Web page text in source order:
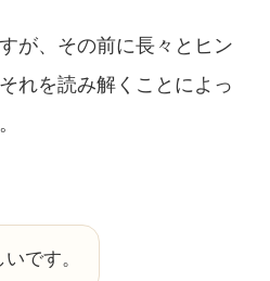
が、その前に長々とヒン
れを読み解くことによっ
です。